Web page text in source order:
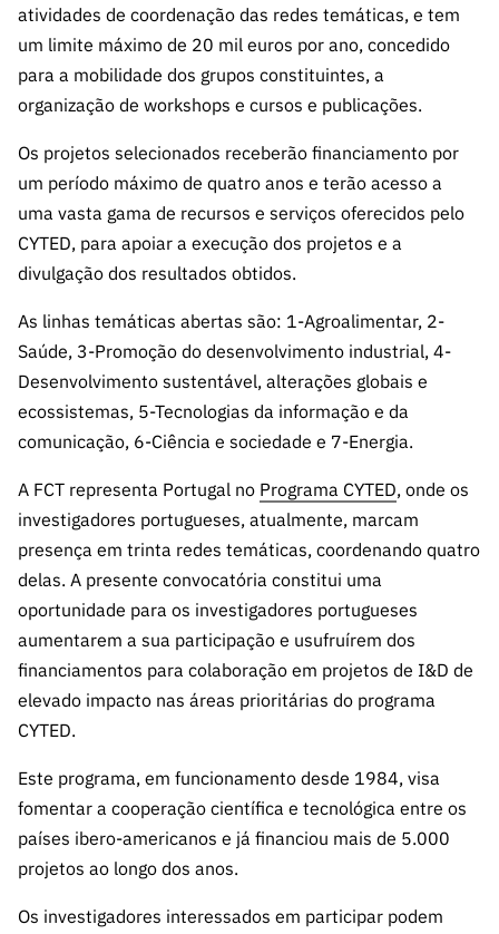
ções de
Interesse
FCCN,
serviços
FCT
Canais de
Denúncia
s
“Ciência +
Digital” e
“Ciência +
Capacitaç
ão”
atividades de coordenação das redes temáticas, e tem
um limite máximo de 20 mil euros por ano, concedido
para a mobilidade dos grupos constituintes, a
organização de workshops e cursos e publicações.
Os projetos selecionados receberão financiamento por
um período máximo de quatro anos e terão acesso a
uma vasta gama de recursos e serviços oferecidos pelo
CYTED, para apoiar a execução dos projetos e a
divulgação dos resultados obtidos.
As linhas temáticas abertas são: 1-Agroalimentar, 2-
Saúde, 3-Promoção do desenvolvimento industrial, 4-
Desenvolvimento sustentável, alterações globais e
ecossistemas, 5-Tecnologias da informação e da
comunicação, 6-Ciência e sociedade e 7-Energia.
A FCT representa Portugal no Programa CYTED, onde os
investigadores portugueses, atualmente, marcam
presença em trinta redes temáticas, coordenando quatro
delas. A presente convocatória constitui uma
oportunidade para os investigadores portugueses
aumentarem a sua participação e usufruírem dos
financiamentos para colaboração em projetos de I&D de
elevado impacto nas áreas prioritárias do programa
CYTED.
Este programa, em funcionamento desde 1984, visa
fomentar a cooperação científica e tecnológica entre os
países ibero-americanos e já financiou mais de 5.000
projetos ao longo dos anos.
Os investigadores interessados em participar podem